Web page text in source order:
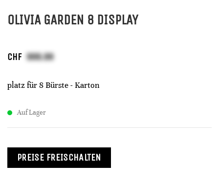
OLIVIA GARDEN 8 DISPLAY
CHF
platz für 8 Bürste - Karton
Auf Lager
PREISE FREISCHALTEN